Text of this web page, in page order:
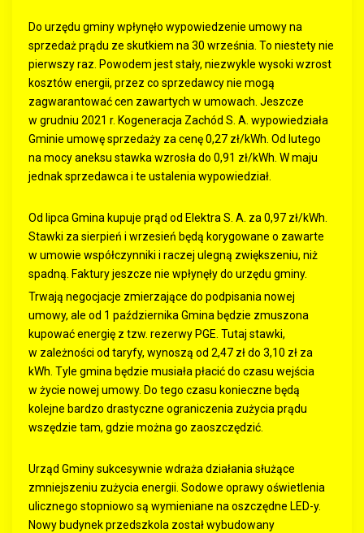
Do urzędu gminy wpłynęło wypowiedzenie umowy na
sprzedaż prądu ze skutkiem na 30 września. To niestety nie
pierwszy raz. Powodem jest stały, niezwykle wysoki wzrost
kosztów energii, przez co sprzedawcy nie mogą
zagwarantować cen zawartych w umowach. Jeszcze
w grudniu 2021 r. Kogeneracja Zachód S. A. wypowiedziała
Gminie umowę sprzedaży za cenę 0,27 zł/kWh. Od lutego
na mocy aneksu stawka wzrosła do 0,91 zł/kWh. W maju
jednak sprzedawca i te ustalenia wypowiedział.
Od lipca Gmina kupuje prąd od Elektra S. A. za 0,97 zł/kWh.
Stawki za sierpień i wrzesień będą korygowane o zawarte
w umowie współczynniki i raczej ulegną zwiększeniu, niż
spadną. Faktury jeszcze nie wpłynęły do urzędu gminy.
Trwają negocjacje zmierzające do podpisania nowej
umowy, ale od 1 października Gmina będzie zmuszona
kupować energię z tzw. rezerwy PGE. Tutaj stawki,
w zależności od taryfy, wynoszą od 2,47 zł do 3,10 zł za
kWh. Tyle gmina będzie musiała płacić do czasu wejścia
w życie nowej umowy. Do tego czasu konieczne będą
kolejne bardzo drastyczne ograniczenia zużycia prądu
wszędzie tam, gdzie można go zaoszczędzić.
Urząd Gminy sukcesywnie wdraża działania służące
zmniejszeniu zużycia energii. Sodowe oprawy oświetlenia
ulicznego stopniowo są wymieniane na oszczędne LED-y.
Nowy budynek przedszkola został wybudowany